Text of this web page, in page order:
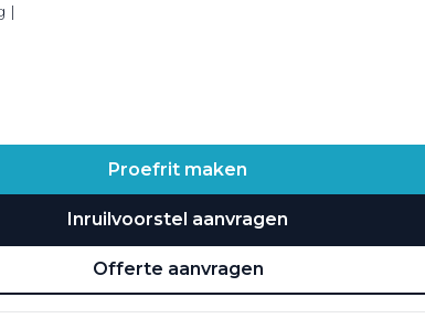
|
Proefrit maken
Inruilvoorstel aanvragen
Offerte aanvragen